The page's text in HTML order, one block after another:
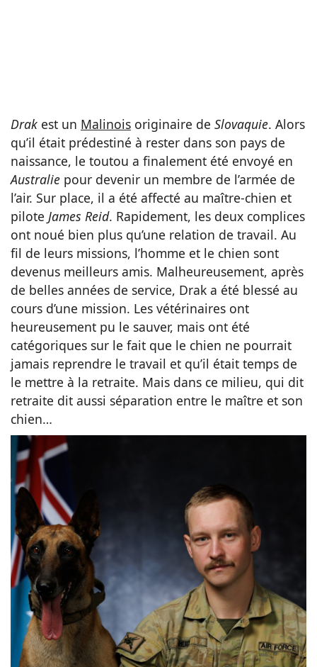
Drak est un Malinois originaire de Slovaquie. Alors
qu’il était prédestiné à rester dans son pays de
naissance, le toutou a finalement été envoyé en
Australie pour devenir un membre de l’armée de
l’air. Sur place, il a été affecté au maître-chien et
pilote James Reid. Rapidement, les deux complices
ont noué bien plus qu’une relation de travail. Au
fil de leurs missions, l’homme et le chien sont
devenus meilleurs amis. Malheureusement, après
de belles années de service, Drak a été blessé au
cours d’une mission. Les vétérinaires ont
heureusement pu le sauver, mais ont été
catégoriques sur le fait que le chien ne pourrait
jamais reprendre le travail et qu’il était temps de
le mettre à la retraite. Mais dans ce milieu, qui dit
retraite dit aussi séparation entre le maître et son
chien…